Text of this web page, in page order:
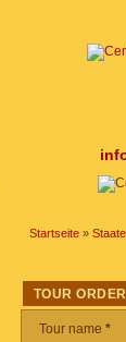
Startseite »
TOUR ORDER
Tour name *